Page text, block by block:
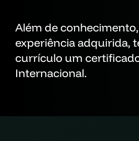
Além de
experiência adquirida,
currículo um
Internacional.